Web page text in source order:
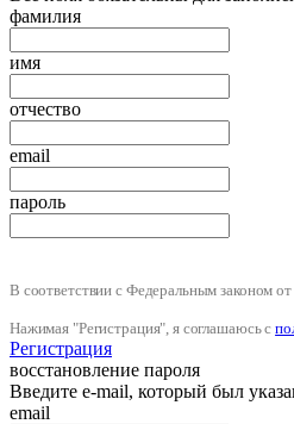
фамилия
имя
отчество
email
пароль
В соответствии с Федеральным законом
Нажимая "Регистрация", я соглашаюсь с
Регистрация
восстановление пароля
Введите e-mail, который был
email